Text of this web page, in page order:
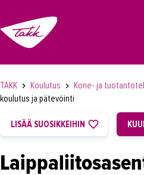
OPISKELIJAKSI
YRITYKSILLE
TAKK Koulutus Kone- ja
koulutus ja pätevöinti
LISÄÄ SUOSIKKEIHIN